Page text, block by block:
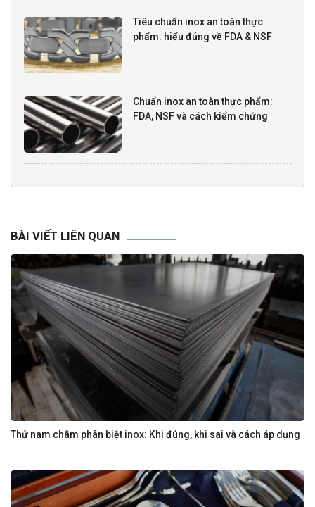
Tiêu chuẩn inox an toàn thực
phẩm: hiểu đúng về FDA & NSF
Chuẩn inox an toàn thực phẩm:
FDA, NSF và cách kiểm chứng
BÀI VIẾT LIÊN QUAN
Thử nam châm phân biệt inox: Khi đúng, khi sai và cách áp dụng